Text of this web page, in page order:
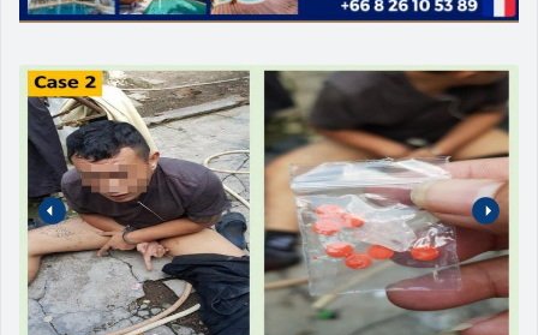
Campagne de sécurité routière ‘Seven Days of Danger’ de